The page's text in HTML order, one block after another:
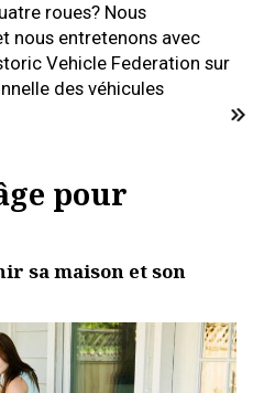
roues? Nous
nous entretenons avec
Vehicle Federation sur
des véhicules
pour
sa maison et son